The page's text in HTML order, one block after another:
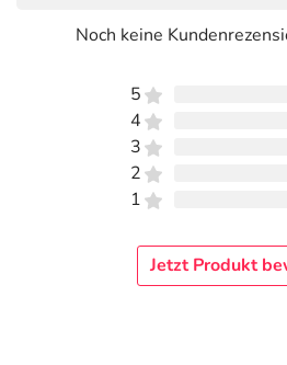
Noch keine
5
4
3
2
1
Jetzt Produkt